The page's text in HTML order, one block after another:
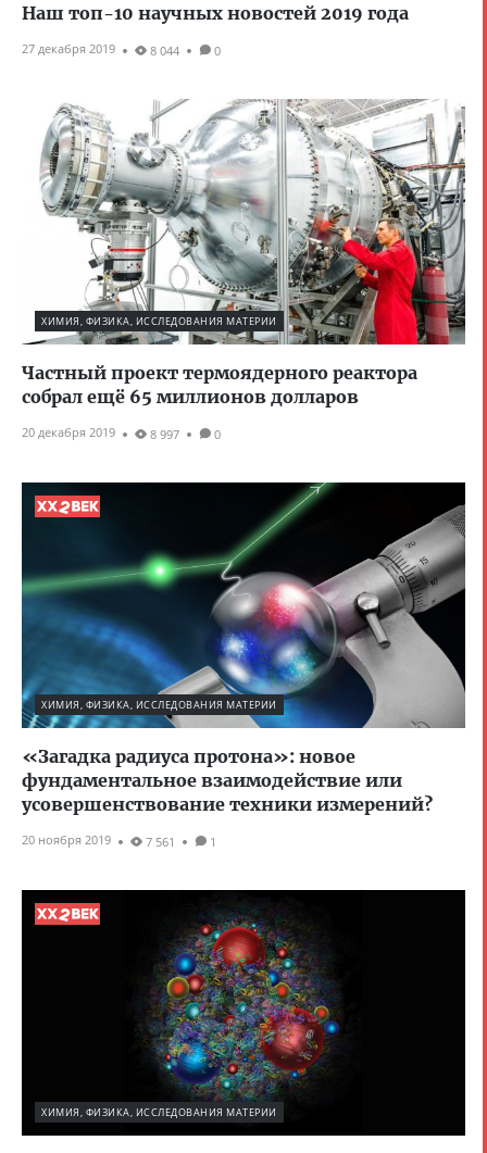
Наш топ-10 научных новостей 2019 года
27 декабря 2019 8 044 0
ХИМИЯ, ФИЗИКА, ИССЛЕДОВАНИЯ МАТЕРИИ
Частный проект термоядерного реактора
собрал ещё 65 миллионов долларов
20 декабря 2019 8 997 0
ХИМИЯ, ФИЗИКА, ИССЛЕДОВАНИЯ МАТЕРИИ
«Загадка радиуса протона»: новое
фундаментальное взаимодействие или
усовершенствование техники измерений?
20 ноября 2019 7 561 1
ХИМИЯ, ФИЗИКА, ИССЛЕДОВАНИЯ МАТЕРИИ